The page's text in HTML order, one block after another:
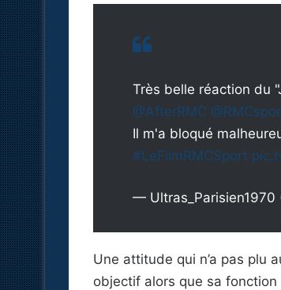
Très belle réaction du
@AfterRMC
Il m'a bloqué
#LeFilmRMCSport
— Ultras_Parisien1970
Une attitude qui n’a pas plu
objectif alors que sa